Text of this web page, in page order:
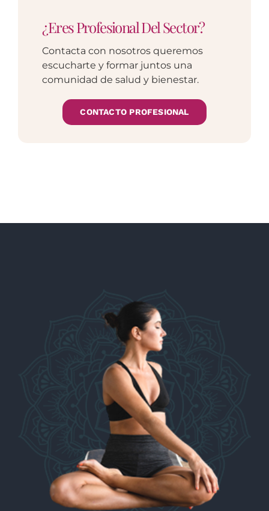
¿Eres Profesional Del Sector?
Contacta con nosotros queremos
escucharte y formar juntos una
comunidad de salud y bienestar.
CONTACTO PROFESIONAL